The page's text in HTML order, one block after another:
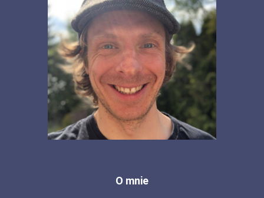
O mnie